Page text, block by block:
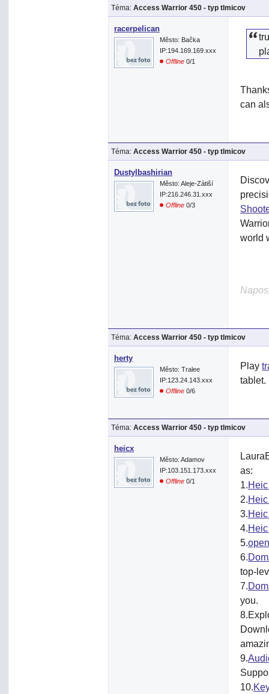
Téma: Access Warrior 450 - typ tlmicov
racerpelican
Město: Bačka
IP:194.169.169.xxx
Offline 0/1
can
Téma: Access Warrior 450 - typ tlmicov
Dustylbashirian
Město: Aleje-Zátiší
IP:216.246.31.xxx
Offline 0/3
world
Téma: Access Warrior 450 - typ tlmicov
herty
Město: Tralee
IP:123.24.143.xxx
Offline 0/6
Play
tablet.
Téma: Access Warrior 450 - typ tlmicov
heicx
Město: Adamov
IP:103.151.173.xxx
Offline 0/1
as:
1.
2.
3.
4.
5.
6.
top-
7.
you.
9.
10.